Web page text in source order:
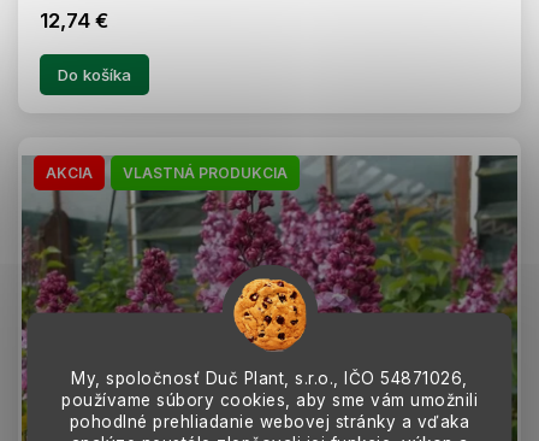
My, spoločnosť Duč Plant, s.r.o., IČO 54871026,
používame súbory cookies, aby sme vám umožnili
pohodlné prehliadanie webovej stránky a vďaka
12,74 €
Do košíka
AKCIA VLASTNÁ PRODUKCIA